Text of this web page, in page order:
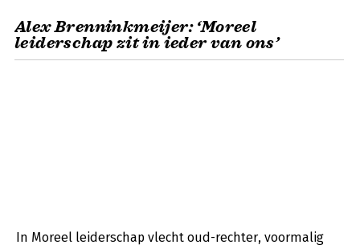
Alex Brenninkmeijer: ‘Moreel
leiderschap zit in ieder van ons’
In Moreel leiderschap vlecht oud-rechter, voormalig